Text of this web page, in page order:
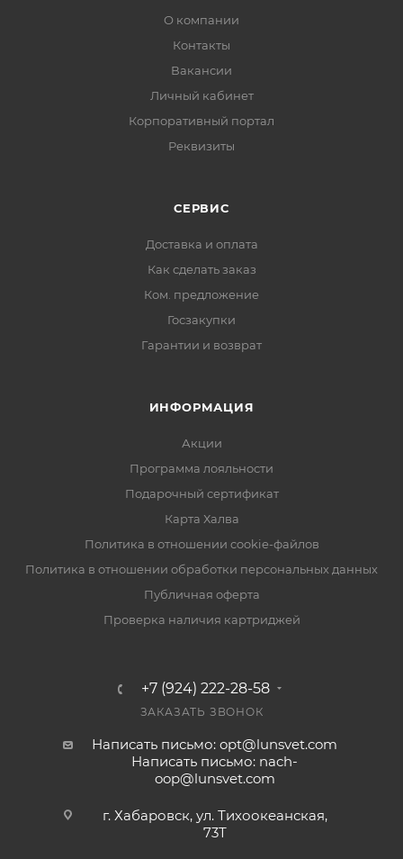
О компании
Контакты
Вакансии
Личный кабинет
Корпоративный портал
Реквизиты
СЕРВИС
Доставка и оплата
Как сделать заказ
Ком. предложение
Госзакупки
Гарантии и возврат
ИНФОРМАЦИЯ
Акции
Программа лояльности
Подарочный сертификат
Карта Халва
Политика в отношении cookie-файлов
Политика в отношении обработки персональных данных
Публичная оферта
Проверка наличия картриджей
+7 (924) 222-28-58
ЗАКАЗАТЬ ЗВОНОК
Написать письмо: opt@lunsvet.com
Написать письмо: nach-
oop@lunsvet.com
г. Хабаровск, ул. Тихоокеанская,
73Т